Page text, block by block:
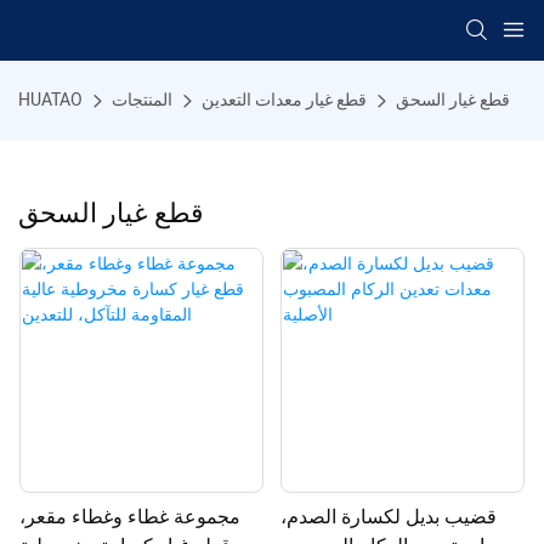
HUATAO المنتجات قطع غيار معدات التعدين قطع غيار السحق
قطع غيار السحق
مجموعة غطاء وغطاء مقعر،
قضيب بديل لكسارة الصدم،